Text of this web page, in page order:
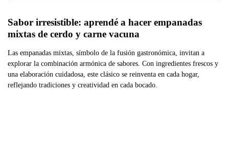
Sabor irresistible: aprendé a hacer empanadas
mixtas de cerdo y carne vacuna
Las empanadas mixtas, símbolo de la fusión gastronómica, invitan a
explorar la combinación armónica de sabores. Con ingredientes frescos y
una elaboración cuidadosa, este clásico se reinventa en cada hogar,
reflejando tradiciones y creatividad en cada bocado.